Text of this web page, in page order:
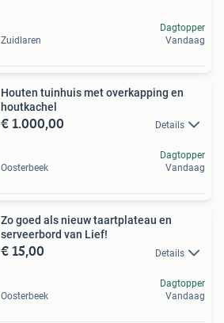
Zuidlaren
Dagtopper
Vandaag
Houten tuinhuis met overkapping en
houtkachel
€ 1.000,00 Details
Oosterbeek
Dagtopper
Vandaag
Zo goed als nieuw taartplateau en
serveerbord van Lief!
€ 15,00 Details
Oosterbeek
Dagtopper
Vandaag